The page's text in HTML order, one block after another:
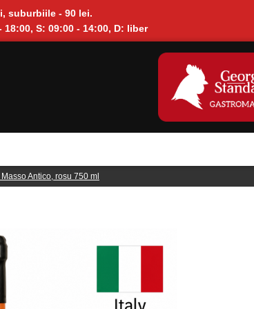
suburbiile - 90 lei.
S: 09:00 - 14:00, D: liber
Antico, rosu 750 ml